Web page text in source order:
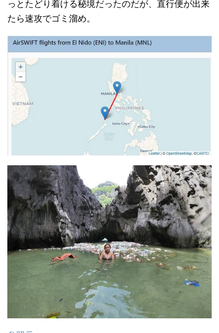
っとたどり着ける秘境だったのだが、直行便が出来
たら速攻でゴミ溜め。